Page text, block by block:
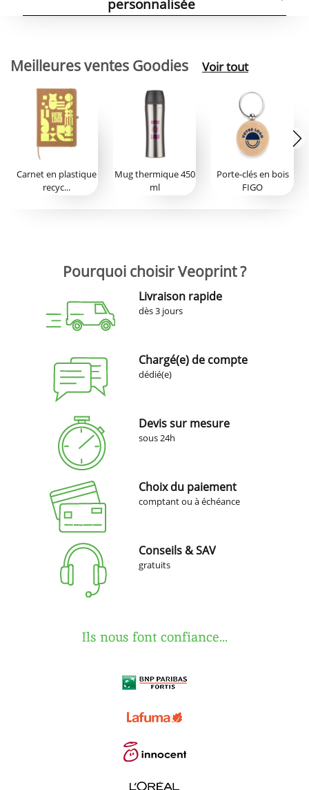
personnalisée
Meilleures ventes Goodies Voir tout
Carnet en plastique
recyc...
Mug thermique 450
ml
Porte-clés en bois
FIGO
Pourquoi choisir Veoprint ?
Livraison rapide
dès 3 jours
Chargé(e) de compte
dédié(e)
Devis sur mesure
sous 24h
Choix du paiement
comptant ou à échéance
Conseils & SAV
gratuits
Ils nous font confiance...